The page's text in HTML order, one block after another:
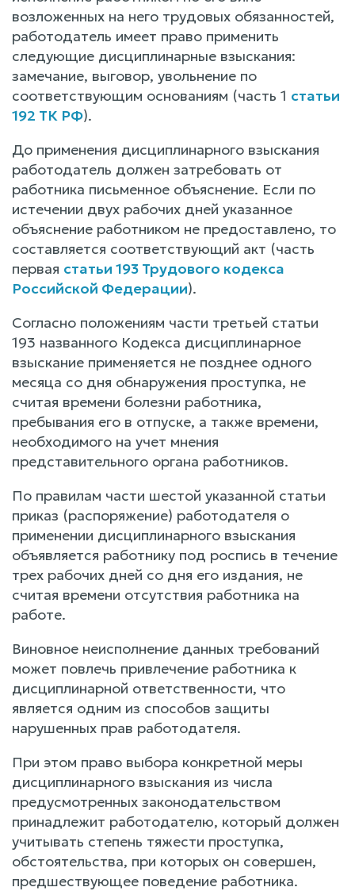
возложенных на него трудовых обязанностей,
работодатель имеет право применить
следующие дисциплинарные взыскания:
замечание, выговор, увольнение по
соответствующим основаниям (часть 1 статьи
192 ТК РФ).
До применения дисциплинарного взыскания
работодатель должен затребовать от
работника письменное объяснение. Если по
истечении двух рабочих дней указанное
объяснение работником не предоставлено, то
составляется соответствующий акт (часть
первая статьи 193 Трудового кодекса
Российской Федерации).
Согласно положениям части третьей статьи
193 названного Кодекса дисциплинарное
взыскание применяется не позднее одного
месяца со дня обнаружения проступка, не
считая времени болезни работника,
пребывания его в отпуске, а также времени,
необходимого на учет мнения
представительного органа работников.
По правилам части шестой указанной статьи
приказ (распоряжение) работодателя о
применении дисциплинарного взыскания
объявляется работнику под роспись в течение
трех рабочих дней со дня его издания, не
считая времени отсутствия работника на
работе.
Виновное неисполнение данных требований
может повлечь привлечение работника к
дисциплинарной ответственности, что
является одним из способов защиты
нарушенных прав работодателя.
При этом право выбора конкретной меры
дисциплинарного взыскания из числа
предусмотренных законодательством
принадлежит работодателю, который должен
учитывать степень тяжести проступка,
обстоятельства, при которых он совершен,
предшествующее поведение работника.